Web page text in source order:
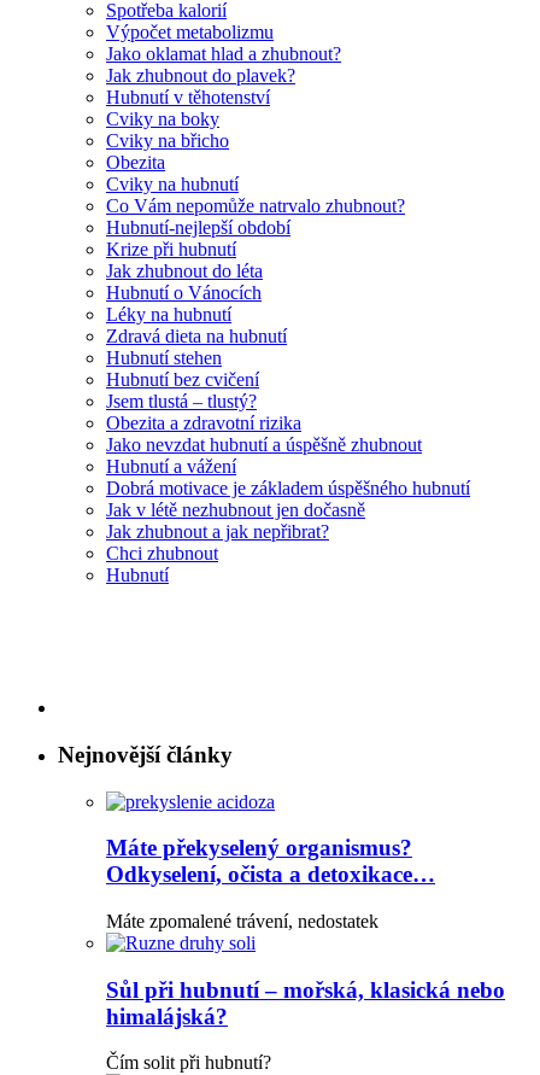
Spotřeba kalorií
Výpočet metabolizmu
Jako oklamat hlad a zhubnout?
Jak zhubnout do plavek?
Hubnutí v těhotenství
Cviky na boky
Cviky na břicho
Obezita
Cviky na hubnutí
Co Vám nepomůže natrvalo zhubnout?
Hubnutí-nejlepší období
Krize při hubnutí
Jak zhubnout do léta
Hubnutí o Vánocích
Léky na hubnutí
Zdravá dieta na hubnutí
Hubnutí stehen
Hubnutí bez cvičení
Jsem tlustá – tlustý?
Obezita a zdravotní rizika
Jako nevzdat hubnutí a úspěšně zhubnout
Hubnutí a vážení
Dobrá motivace je základem úspěšného hubnutí
Jak v létě nezhubnout jen dočasně
Jak zhubnout a jak nepřibrat?
Chci zhubnout
Hubnutí
Nejnovější články
Máte překyselený organismus?
Odkyselení, očista a detoxikace…
Máte zpomalené trávení, nedostatek
Sůl při hubnutí – mořská, klasická nebo
himalájská?
Čím solit při hubnutí?